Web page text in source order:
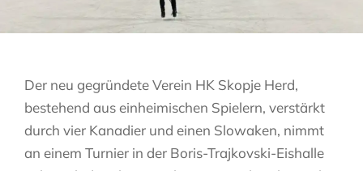
Der neu gegründete Verein HK Skopje Herd,
bestehend aus einheimischen Spielern, verstärkt
durch vier Kanadier und einen Slowaken, nimmt
an einem Turnier in der Boris-Trajkovski-Eishalle